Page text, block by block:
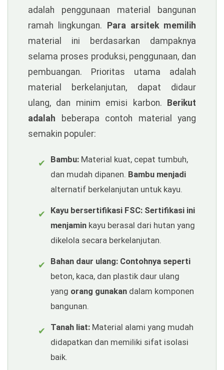
adalah penggunaan material bangunan
ramah lingkungan. Para arsitek memilih
material ini berdasarkan dampaknya
selama proses produksi, penggunaan, dan
pembuangan. Prioritas utama adalah
material berkelanjutan, dapat didaur
ulang, dan minim emisi karbon. Berikut
adalah beberapa contoh material yang
semakin populer:
✔ Bambu: Material kuat, cepat tumbuh,
dan mudah dipanen. Bambu menjadi
alternatif berkelanjutan untuk kayu.
✔ Kayu bersertifikasi FSC: Sertifikasi ini
menjamin kayu berasal dari hutan yang
dikelola secara berkelanjutan.
✔ Bahan daur ulang: Contohnya seperti
beton, kaca, dan plastik daur ulang
yang orang gunakan dalam komponen
bangunan.
✔ Tanah liat: Material alami yang mudah
didapatkan dan memiliki sifat isolasi
baik.